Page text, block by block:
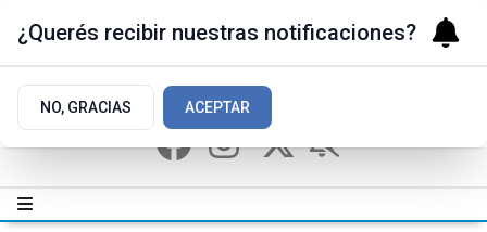
¿Querés recibir nuestras notificaciones?
NO, GRACIAS ACEPTAR